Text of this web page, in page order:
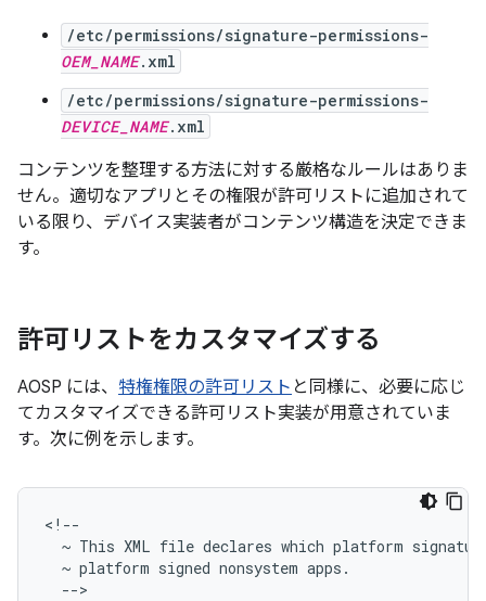
/etc/permissions/signature-permissions-
OEM_NAME.xml
/etc/permissions/signature-permissions-
DEVICE_NAME.xml
コンテンツを整理する方法に対する厳格なルールはありま
せん。適切なアプリとその権限が許可リストに追加されて
いる限り、デバイス実装者がコンテンツ構造を決定できま
す。
許可リストをカスタマイズする
AOSP には、 特権権限の許可リスト と同様に、必要に応じ
てカスタマイズできる許可リスト実装が用意されていま
す。次に例を示します。
~ This XML file declares which platform
~ platform signed nonsystem
-->